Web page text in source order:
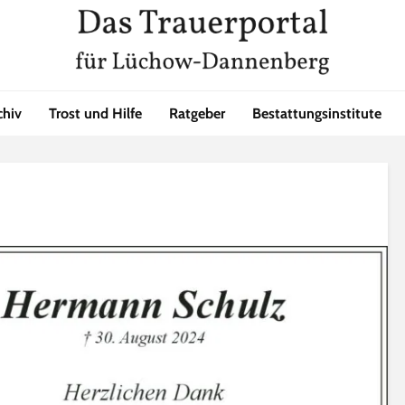
Trost und Hilfe Ratgeber Bestattungsinstitute